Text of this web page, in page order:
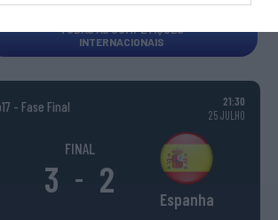
TODAS AS COMPETIÇÕES
INTERNACIONAIS
- Fase Final
21:30
25 JULHO
FINAL
3 - 2 Espanha